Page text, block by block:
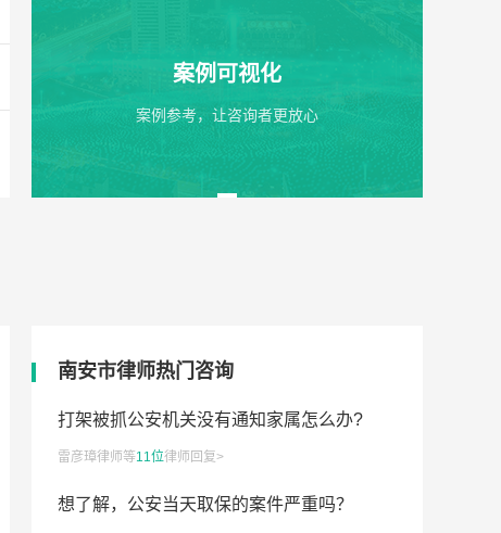
案例可视化
案例参考，让咨询者更放心
民间倒会能报警追回钱吗?
未满十八岁微信支付限额多少，想了解微信未成年支付限额
行人躺路边别碾压怎么处理?
南安市律师热门咨询
打架被抓公安机关没有通知家属怎么办?
雷彦璋律师等11位律师回复>
想了解，公安当天取保的案件严重吗？